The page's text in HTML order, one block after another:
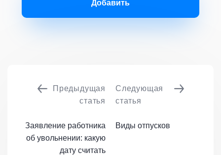
Добавить
Предыдущая
статья
Заявление работника
об увольнении: какую
дату считать
Следующая
статья
Виды отпусков